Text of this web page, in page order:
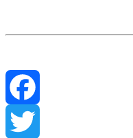
Facebook